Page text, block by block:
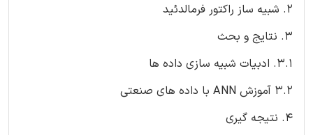
2. شبیه ساز راکتور فرمالدئید
3. نتایج و بحث
3.1. ادبیات شبیه سازی داده ها
3.2 آموزش ANN با داده های صنعتی
4. نتیجه گیری